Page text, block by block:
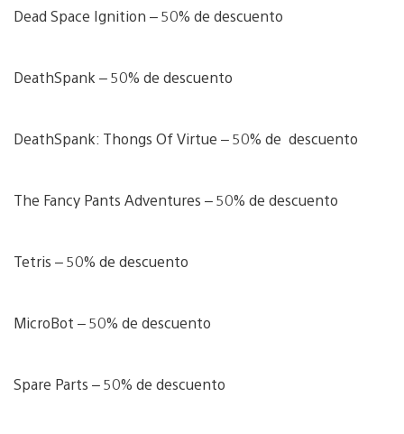
Dead Space Ignition – 50% de descuento
DeathSpank – 50% de descuento
DeathSpank: Thongs Of Virtue – 50% de descuento
The Fancy Pants Adventures – 50% de descuento
Tetris – 50% de descuento
MicroBot – 50% de descuento
Spare Parts – 50% de descuento